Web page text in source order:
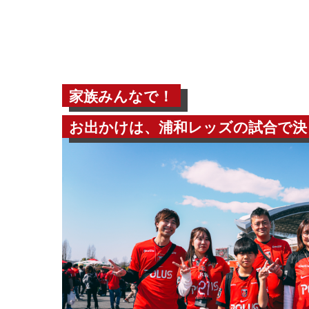
家族みんなで！
お出かけは、浦和レッズの試合で